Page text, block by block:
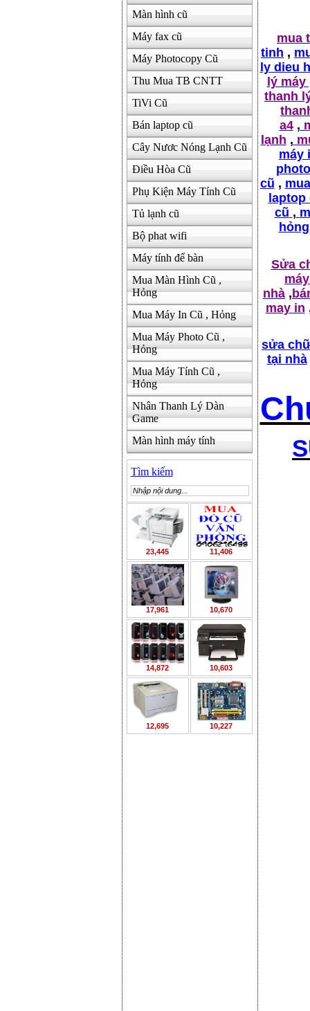
Màn hình cũ
Máy fax cũ
Máy Photocopy Cũ
Thu Mua TB CNTT
TiVi Cũ
Bán laptop cũ
Cây Nươc Nóng Lạnh Cũ
Điều Hòa Cũ
Phụ Kiện Máy Tính Cũ
Tủ lạnh cũ
Bộ phat wifi
Máy tính để bàn
Mua Màn Hình Cũ ,
Hỏng
Mua Máy In Cũ , Hỏng
Mua Máy Photo Cũ ,
Hỏng
Mua Máy Tính Cũ ,
Hỏng
Nhân Thanh Lý Dàn
Game
Màn hình máy tính
Tìm kiếm
23,445 11,406
17,961 10,670
14,872 10,603
12,695 10,227
mua
tinh ,
ly dieu
lý
thanh
a4,
lạnh ,
máy
cũ ,
laptop
cũ ,
hỏng
Sửa
nhà ,
may in
sửa
tại nhà